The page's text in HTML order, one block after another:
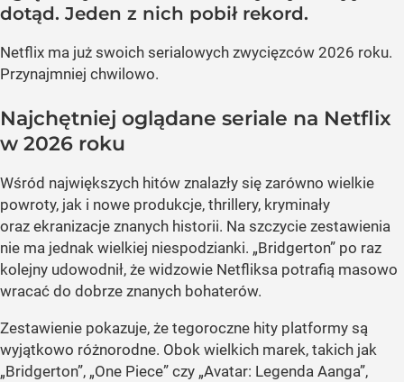
dotąd. Jeden z nich pobił rekord.
Netflix ma już swoich serialowych zwycięzców 2026 roku.
Przynajmniej chwilowo.
Najchętniej oglądane seriale na Netflix
w 2026 roku
Wśród największych hitów znalazły się zarówno wielkie
powroty, jak i nowe produkcje, thrillery, kryminały
oraz ekranizacje znanych historii. Na szczycie zestawienia
nie ma jednak wielkiej niespodzianki. „Bridgerton” po raz
kolejny udowodnił, że widzowie Netfliksa potrafią masowo
wracać do dobrze znanych bohaterów.
Zestawienie pokazuje, że tegoroczne hity platformy są
wyjątkowo różnorodne. Obok wielkich marek, takich jak
„Bridgerton”, „One Piece” czy „Avatar: Legenda Aanga”,